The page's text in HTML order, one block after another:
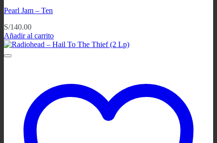
Pearl Jam ‎– Ten
S/140.00
Añadir al carrito